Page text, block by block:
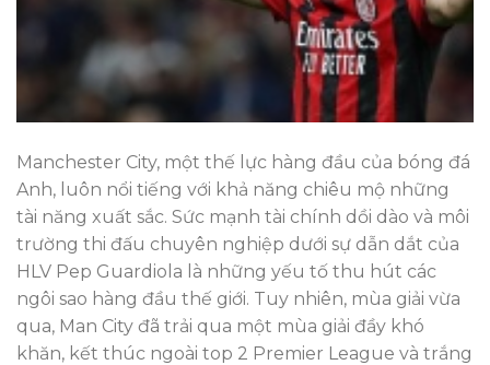
Manchester City, một thế lực hàng đầu của bóng đá
Anh, luôn nổi tiếng với khả năng chiêu mộ những
tài năng xuất sắc. Sức mạnh tài chính dồi dào và môi
trường thi đấu chuyên nghiệp dưới sự dẫn dắt của
HLV Pep Guardiola là những yếu tố thu hút các
ngôi sao hàng đầu thế giới. Tuy nhiên, mùa giải vừa
qua, Man City đã trải qua một mùa giải đầy khó
khăn, kết thúc ngoài top 2 Premier League và trắng